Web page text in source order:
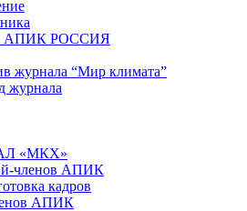
АПИК РОССИЯ
журнала “Мир климата”
журнала
«МКХ»
членов АПИК
кадров
АПИК